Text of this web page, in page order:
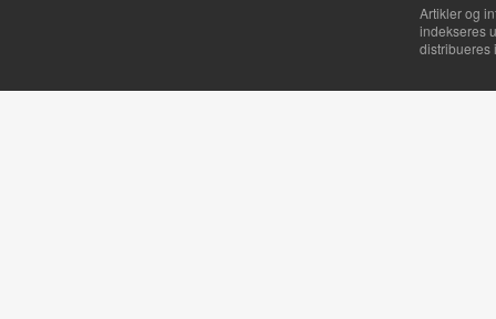
Artikler og
indekseres
distribueres